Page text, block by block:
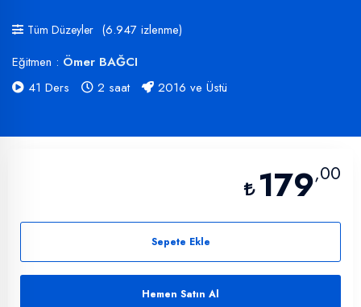
Tüm Düzeyler (6.947 izlenme)
Eğitmen : Ömer BAĞCI
41 Ders
2 saat 2016 ve Üstü
179,00
Sepete Ekle
Hemen Satın Al